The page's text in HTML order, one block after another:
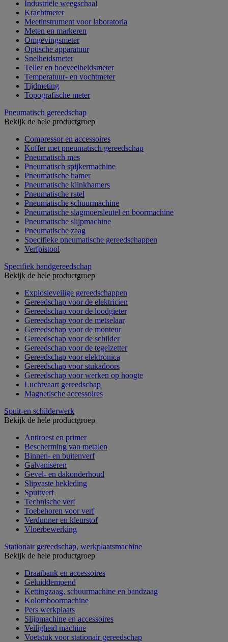
Industriële weegschaal
Krachtmeter
Meetinstrument voor laboratoria
Meten en markeren
Omgevingsmeter
Optische apparatuur
Snelheidsmeter
Teller en hoeveelheidsmeter
Temperatuur- en vochtmeter
Tijdmeting
Topografische meter
Pneumatisch gereedschap
Bekijk de hele productgroep
Compressor en accessoires
Koffer met pneumatisch gereedschap
Pneumatisch mes
Pneumatisch spijkermachine
Pneumatische hamer
Pneumatische klinkhamers
Pneumatische ratel
Pneumatische schuurmachine
Pneumatische slagmoersleutel en boormachine
Pneumatische slijpmachine
Pneumatische zaag
Specifieke pneumatische gereedschappen
Verfpistool
Specifiek handgereedschap
Bekijk de hele productgroep
Explosieveilige gereedschappen
Gereedschap voor de elektricien
Gereedschap voor de loodgieter
Gereedschap voor de metselaar
Gereedschap voor de monteur
Gereedschap voor de schilder
Gereedschap voor de tegelzetter
Gereedschap voor elektronica
Gereedschap voor stukadoors
Gereedschap voor werken op hoogte
Luchtvaart gereedschap
Magnetische accessoires
Spuit-en schilderwerk
Bekijk de hele productgroep
Antiroest en primer
Bescherming van metalen
Binnen- en buitenverf
Galvaniseren
Gevel- en dakonderhoud
Slipvaste bekleding
Spuitverf
Technische verf
Toebehoren voor verf
Verdunner en kleurstof
Vloerbewerking
Stationair gereedschap, werkplaatsmachine
Bekijk de hele productgroep
Draaibank en accessoires
Geluiddempend
Kettingzaag, schuurmachine en bandzaag
Kolomboormachine
Pers werkplaats
Slijpmachine en accessoires
Veiligheid machine
Voetstuk voor stationair gereedschap